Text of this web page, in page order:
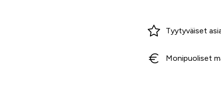
Tyytyväiset
Monipuoliset